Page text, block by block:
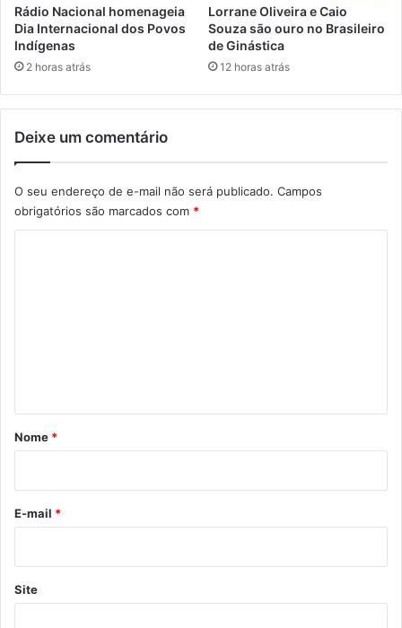
Rádio Nacional homenageia
Dia Internacional dos Povos
Indígenas
2 horas atrás
Lorrane Oliveira e Caio
Souza são ouro no Brasileiro
de Ginástica
12 horas atrás
Deixe um comentário
O seu endereço de e-mail não será publicado. Campos
obrigatórios são marcados com *
r
*
Nome *
E-mail *
Site